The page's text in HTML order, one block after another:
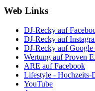
Web Links
DJ-Recky auf
DJ-Recky auf
DJ-Recky auf Google
Wertung auf Proven
ARE auf Facebook
Lifestyle - Hochzeits-
YouTube